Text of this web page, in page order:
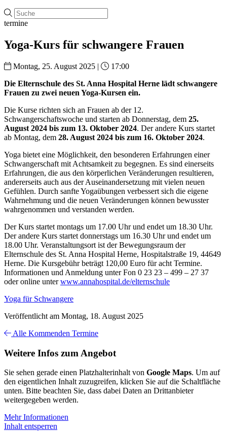
termine
Yoga-Kurs für schwangere Frauen
Montag, 25. August 2025 |
17:00
Die Elternschule des St. Anna Hospital Herne lädt schwangere
Frauen zu zwei neuen Yoga-Kursen ein.
Die Kurse richten sich an Frauen ab der 12.
Schwangerschaftswoche und starten ab Donnerstag, dem 25.
August 2024 bis zum 13. Oktober 2024. Der andere Kurs startet
ab Montag, dem 28. August 2024 bis zum 16. Oktober 2024.
Yoga bietet eine Möglichkeit, den besonderen Erfahrungen einer
Schwangerschaft mit Achtsamkeit zu begegnen. Es sind einerseits
Erfahrungen, die aus den körperlichen Veränderungen resultieren,
andererseits auch aus der Auseinandersetzung mit vielen neuen
Gefühlen. Durch sanfte Yogaübungen verbessert sich die eigene
Wahrnehmung und die neuen Veränderungen können bewusster
wahrgenommen und verstanden werden.
Der Kurs startet montags um 17.00 Uhr und endet um 18.30 Uhr.
Der andere Kurs startet donnerstags um 16.30 Uhr und endet um
18.00 Uhr. Veranstaltungsort ist der Bewegungsraum der
Elternschule des St. Anna Hospital Herne, Hospitalstraße 19, 44649
Herne. Die Kursgebühr beträgt 120,00 Euro für acht Termine.
Informationen und Anmeldung unter Fon 0 23 23 – 499 – 27 37
oder online unterwww.annahospital.de/elternschule
Yoga für Schwangere
Veröffentlicht am Montag, 18. August 2025
Alle Kommenden Termine
Weitere Infos zum Angebot
Sie sehen gerade einen Platzhalterinhalt von Google Maps. Um auf
den eigentlichen Inhalt zuzugreifen, klicken Sie auf die Schaltfläche
unten. Bitte beachten Sie, dass dabei Daten an Drittanbieter
weitergegeben werden.
Mehr Informationen
Inhalt entsperren